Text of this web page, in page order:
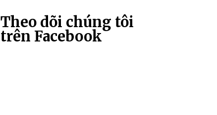
Theo dõi chúng tôi
trên Facebook